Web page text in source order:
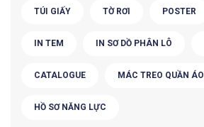
TÚI GIẤY TỜ RƠI POSTER
IN TEM IN SƠ DỒ PHÂN LÔ
CATALOGUE MÁC TREO QUẦN ÁO
HỒ SƠ NĂNG LỰC